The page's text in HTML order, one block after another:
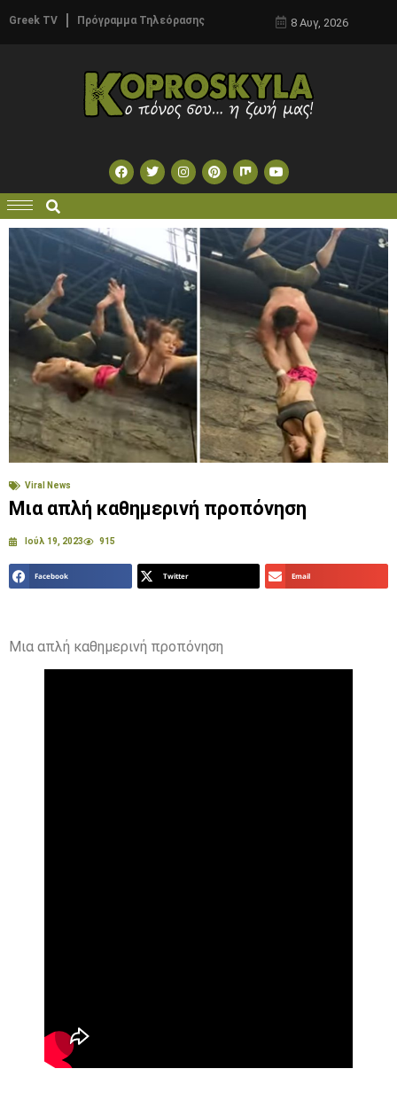
Greek TV Πρόγραμμα Τηλεόρασης 8 Αυγ, 2026
Viral News
Μια απλή καθημερινή προπόνηση
Ιούλ 19, 2023 915
Facebook Twitter Email
Μια απλή καθημερινή προπόνηση